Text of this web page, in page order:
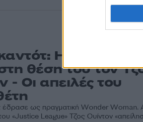
Η Wonder
θέση του τον
- Οι απειλές του
έδρασε ως πραγματική Wonder Woman.
«Justice League» Τζος Ουίντον